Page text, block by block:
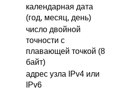
календарная дата
(год, месяц, день)
число двойной
точности с
плавающей точкой (8
байт)
адрес узла IPv4 или
IPv6